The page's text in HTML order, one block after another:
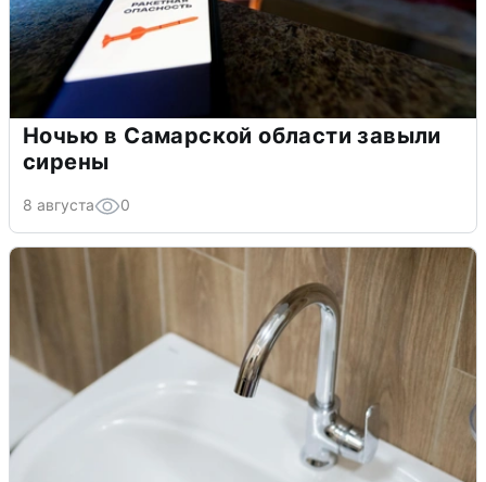
Ночью в Самарской области завыли
сирены
8 августа 0